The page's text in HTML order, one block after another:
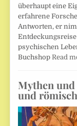
überhaupt eine
erfahrene
Antworten, er
psychischen
Buchshop Read
Mythen
und